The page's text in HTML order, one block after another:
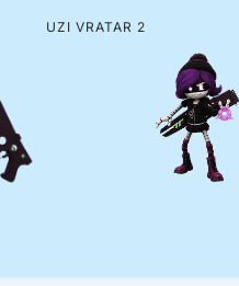
UZI VRATAR 2